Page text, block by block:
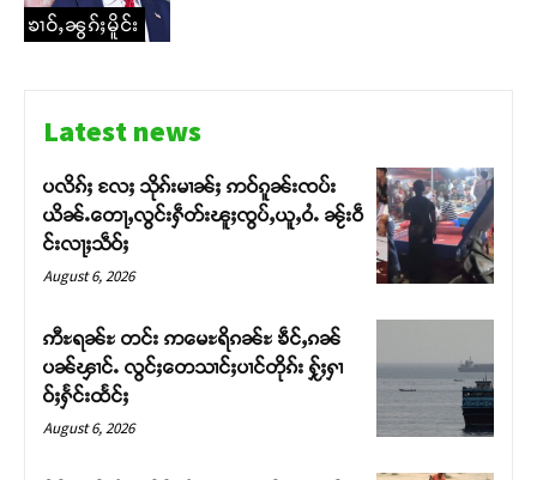
ၶၢဝ်ႇၼွၵ်ႈမိူင်း
Latest news
ပလိၵ်ႈ လႄႈ သိုၵ်းမၢၼ်ႈ ဢဝ်ၵူၼ်းၸပ်း
ယိၼ်ႉတေႃႇလွင်းႁဵတ်းၽူႈၸွပ်ႇယူႇဝႆႉ ၼႂ်းဝဵ
င်းလႃႈသဵဝ်ႈ
August 6, 2026
ဢီႊရၼ်ႊ တင်း ဢမေႊရိၵၼ်ႊ ၶဵင်ႇၵၼ်
ပၼ်ၾၢင်ႉ လွင်ႈတေသၢင်ႈပၢင်တိုၵ်း ႁႂ်ႈႁၢ
ဝ်ႈႁႅင်းထႅင်ႈ
August 6, 2026